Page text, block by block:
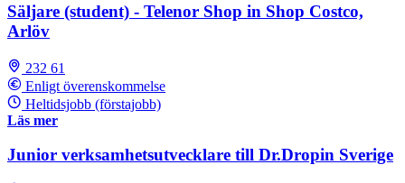
Säljare (student) - Telenor Shop in Shop Costco,
Arlöv
232 61
Enligt överenskommelse
Heltidsjobb (förstajobb)
Läs mer
Junior verksamhetsutvecklare till Dr.Dropin Sverige